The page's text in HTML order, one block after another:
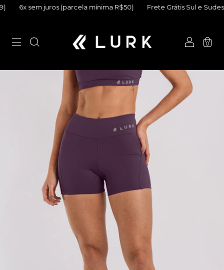
sem juros (parcela mínima R$50) Frete Grátis Sul e Sudeste
0